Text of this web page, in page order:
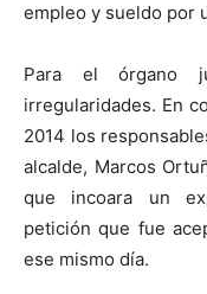
empleo y sueldo por
Para el órgano
irregularidades. En
2014 los
alcalde, Marcos
que incoara un
petición que fue
ese mismo día.